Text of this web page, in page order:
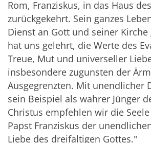
Rom, Franziskus, in das Haus
zurückgekehrt. Sein ganzes
Dienst an Gott und seiner
hat uns gelehrt, die Werte des
Treue, Mut und universeller
insbesondere zugunsten der
Ausgegrenzten. Mit unendlicher
sein Beispiel als wahrer Jünger
Christus empfehlen wir die
Papst Franziskus der
Liebe des dreifaltigen Gottes."